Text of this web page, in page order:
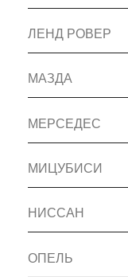
ЛЕНД РОВЕР
МАЗДА
МЕРСЕДЕС
МИЦУБИСИ
НИССАН
ОПЕЛЬ